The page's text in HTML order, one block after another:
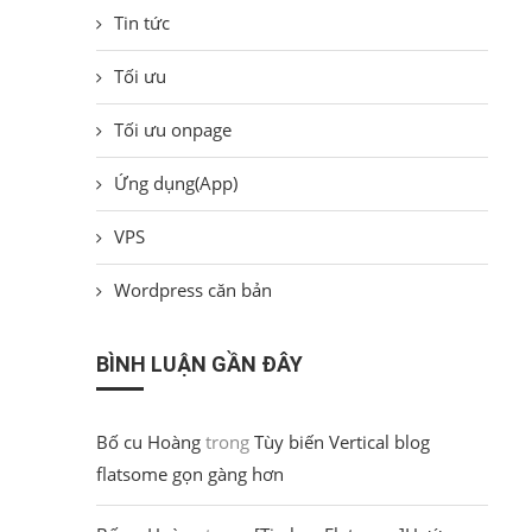
Tin tức
Tối ưu
Tối ưu onpage
Ứng dụng(App)
VPS
Wordpress căn bản
BÌNH LUẬN GẦN ĐÂY
Bố cu Hoàngtrong Tùy biến Vertical blog
flatsome gọn gàng hơn